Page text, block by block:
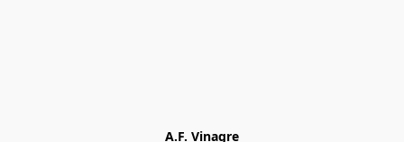
A.F. Vinagre